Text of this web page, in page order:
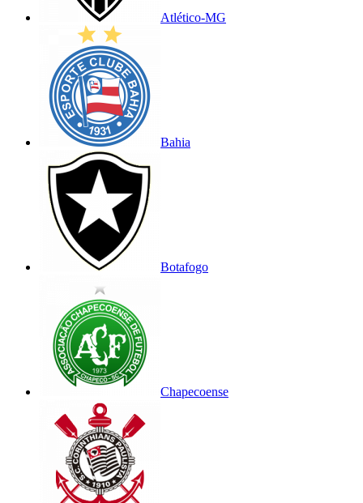
Atlético-MG
Bahia
Botafogo
Chapecoense